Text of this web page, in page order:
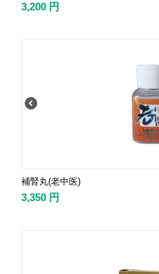
3,200 円
補腎丸(老中医)
3,350 円